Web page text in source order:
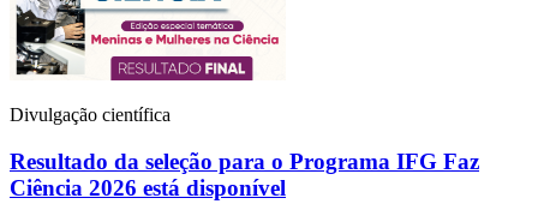
Divulgação científica
Resultado da seleção para o Programa IFG Faz
Ciência 2026 está disponível